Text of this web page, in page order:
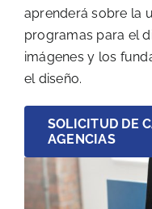
DECEP
aprenderá sobre la
programas para el
imágenes y los
el diseño.
SOLICITUD DE
AGENCIAS